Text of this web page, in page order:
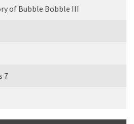
of Bubble Bobble III
7